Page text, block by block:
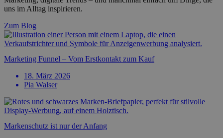
uns im Alltag inspirieren.
Zum Blog
Marketing Funnel – Vom Erstkontakt zum Kauf
18. März 2026
Pia Walser
Marken­schutz ist nur der Anfang